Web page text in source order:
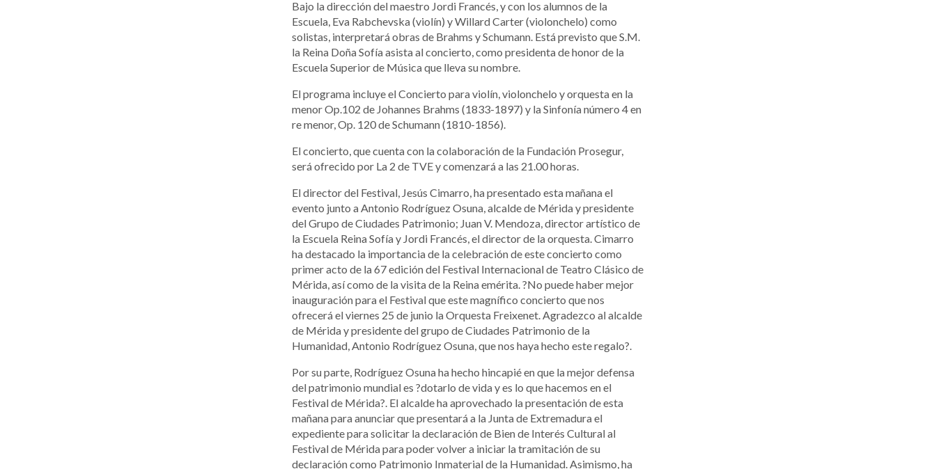
Bajo la dirección del maestro Jordi Francés, y con los alumnos de la
Escuela, Eva Rabchevska (violín) y Willard Carter (violonchelo) como
solistas, interpretará obras de Brahms y Schumann. Está previsto que S.M.
la Reina Doña Sofía asista al concierto, como presidenta de honor de la
Escuela Superior de Música que lleva su nombre.
El programa incluye el Concierto para violín, violonchelo y orquesta en la
menor Op.102 de Johannes Brahms (1833-1897) y la Sinfonía número 4 en
re menor, Op. 120 de Schumann (1810-1856).
El concierto, que cuenta con la colaboración de la Fundación Prosegur,
será ofrecido por La 2 de TVE y comenzará a las 21.00 horas.
El director del Festival, Jesús Cimarro, ha presentado esta mañana el
evento junto a Antonio Rodríguez Osuna, alcalde de Mérida y presidente
del Grupo de Ciudades Patrimonio; Juan V. Mendoza, director artístico de
la Escuela Reina Sofía y Jordi Francés, el director de la orquesta. Cimarro
ha destacado la importancia de la celebración de este concierto como
primer acto de la 67 edición del Festival Internacional de Teatro Clásico de
Mérida, así como de la visita de la Reina emérita. ?No puede haber mejor
inauguración para el Festival que este magnífico concierto que nos
ofrecerá el viernes 25 de junio la Orquesta Freixenet. Agradezco al alcalde
de Mérida y presidente del grupo de Ciudades Patrimonio de la
Humanidad, Antonio Rodríguez Osuna, que nos haya hecho este regalo?.
Por su parte, Rodríguez Osuna ha hecho hincapié en que la mejor defensa
del patrimonio mundial es ?dotarlo de vida y es lo que hacemos en el
Festival de Mérida?. El alcalde ha aprovechado la presentación de esta
mañana para anunciar que presentará a la Junta de Extremadura el
expediente para solicitar la declaración de Bien de Interés Cultural al
Festival de Mérida para poder volver a iniciar la tramitación de su
declaración como Patrimonio Inmaterial de la Humanidad. Asimismo, ha